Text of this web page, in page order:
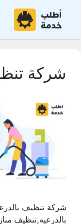
المحتوى
شركة
شركة تنظيف
بالدرعية,تنظيف